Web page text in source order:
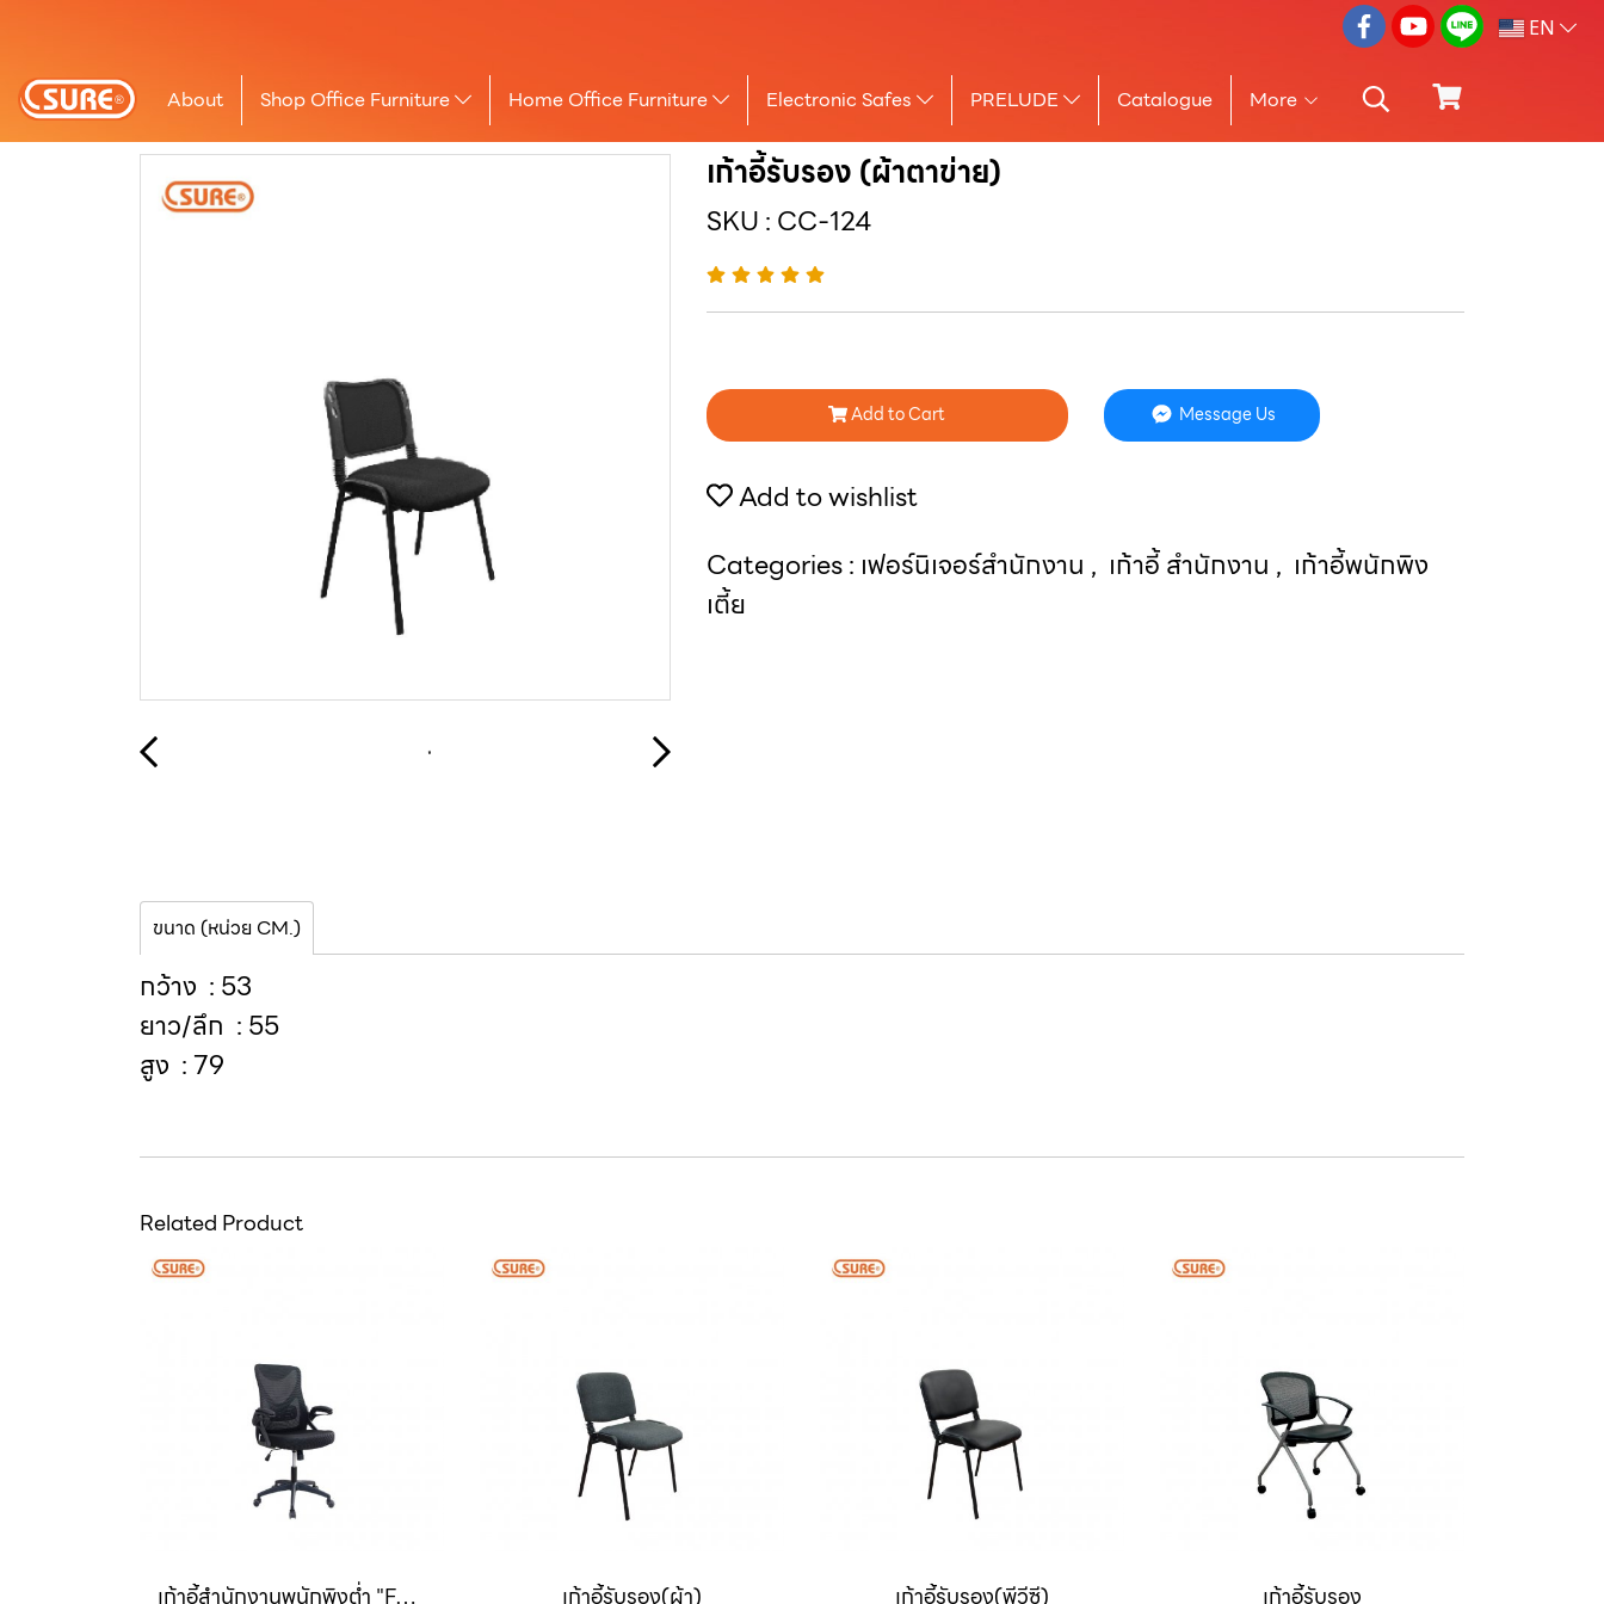
EN
About Shop Office Furniture Home Office Furniture Electronic Safes PRELUDE Catalogue More
เก้าอี้รับรอง (ผ้าตาข่าย)
SKU : CC-124
Add to Cart Message Us
Add to wishlist
Categories : เฟอร์นิเจอร์สำนักงาน , เก้าอี้ สำนักงาน , เก้าอี้พนักพิง
เตี้ย
ขนาด (หน่วย CM.)
กว้าง : 53
ยาว/ลึก : 55
สูง : 79
Related Product
เก้าอี้สำนักงานพนักพิงต่ำ "FALCON" (ฟอลคอน) เก้าอี้รับรอง(ผ้า) เก้าอี้รับรอง(พีวีซี) เก้าอี้รับรอง